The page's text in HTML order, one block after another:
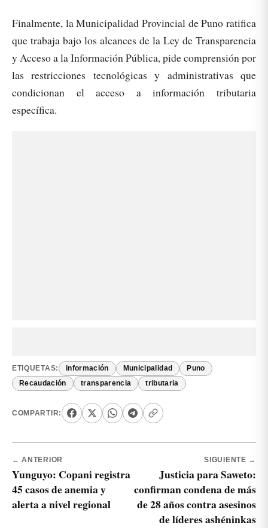
Finalmente, la Municipalidad Provincial de Puno ratifica
que trabaja bajo los alcances de la Ley de Transparencia
y Acceso a la Información Pública, pide comprensión por
las restricciones tecnológicas y administrativas que
condicionan el acceso a información tributaria
específica.
ETIQUETAS: información Municipalidad Puno
Recaudación transparencia tributaria
COMPARTIR:
← ANTERIOR
Yunguyo: Copani registra
45 casos de anemia y
alerta a nivel regional
SIGUIENTE →
Justicia para Saweto:
confirman condena de más
de 28 años contra asesinos
de líderes ashéninkas